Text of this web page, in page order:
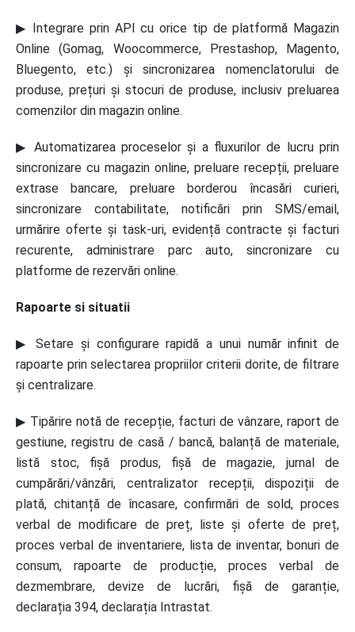
▶ Integrare prin API cu orice tip de platformă Magazin
Online (Gomag, Woocommerce, Prestashop, Magento,
Bluegento, etc.) și sincronizarea nomenclatorului de
produse, prețuri și stocuri de produse, inclusiv preluarea
comenzilor din magazin online.
▶ Automatizarea proceselor și a fluxurilor de lucru prin
sincronizare cu magazin online, preluare recepții, preluare
extrase bancare, preluare borderou încasări curieri,
sincronizare contabilitate, notificări prin SMS/email,
urmărire oferte și task-uri, evidență contracte și facturi
recurente, administrare parc auto, sincronizare cu
platforme de rezervări online.
Rapoarte si situatii
▶ Setare și configurare rapidă a unui număr infinit de
rapoarte prin selectarea propriilor criterii dorite, de filtrare
și centralizare.
▶ Tipărire notă de recepție, facturi de vânzare, raport de
gestiune, registru de casă / bancă, balanță de materiale,
listă stoc, fișă produs, fișă de magazie, jurnal de
cumpărări/vânzări, centralizator recepții, dispoziții de
plată, chitanță de încasare, confirmări de sold, proces
verbal de modificare de preț, liste și oferte de preț,
proces verbal de inventariere, lista de inventar, bonuri de
consum, rapoarte de producție, proces verbal de
dezmembrare, devize de lucrări, fișă de garanție,
declarația 394, declarația Intrastat.